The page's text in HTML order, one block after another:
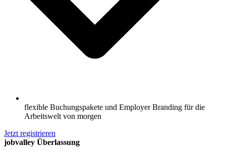
flexible Buchungspakete und Employer Branding für die
Arbeitswelt von morgen
Jetzt registrieren
jobvalley Überlassung